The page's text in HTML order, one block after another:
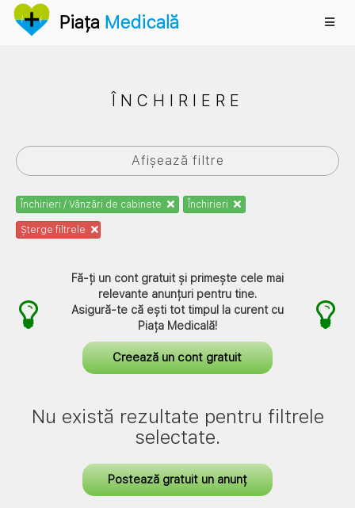
Piața Medicală
Anunțuri
ÎNCHIRIERE
Afișează filtre
Închirieri / Vânzări de cabinete Închirieri
Șterge filtrele
Fă-ți un cont gratuit și primește cele mai
relevante anunțuri pentru tine.
Asigură-te că ești tot timpul la curent cu
Piața Medicală!
Creează un cont gratuit
Nu există rezultate pentru filtrele
selectate.
Postează gratuit un anunț